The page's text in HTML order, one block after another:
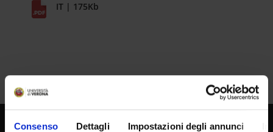
Consenso Dettagli Impostazioni degli annunci
IT | 175Kb